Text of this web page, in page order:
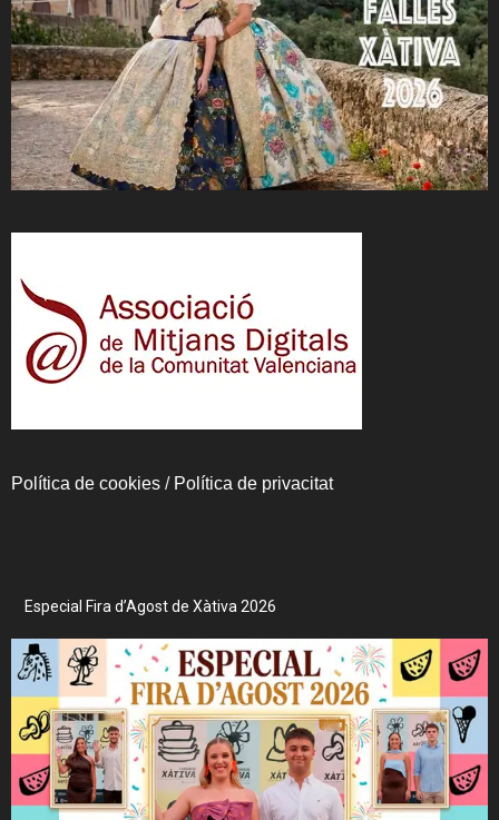
Política de cookies / Política de privacitat
Especial Fira d’Agost de Xàtiva 2026